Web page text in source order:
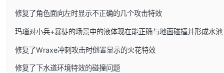
修复了角色面向左时显示不正确的几个攻击特效
玛瑙对小兵+暴徒的场景中的液体现在能正确与地面碰撞并形成水池
修复了Wraxe冲刺攻击时倒置显示的火花特效
修复了下水道环境特效的碰撞问题